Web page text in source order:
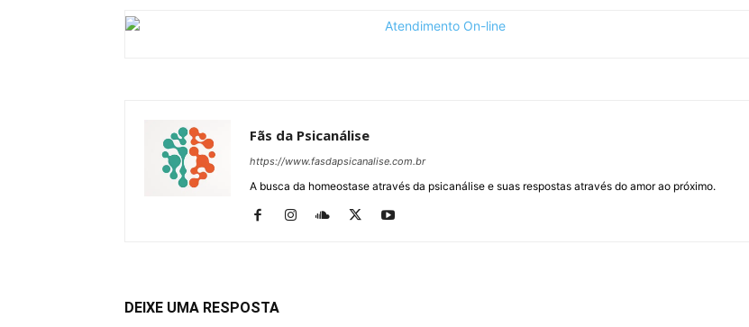
Fãs da Psicanálise
https://www.fasdapsicanalise.com.br
A busca da homeostase através da psicanálise e suas respostas através do amor ao próximo.
DEIXE UMA RESPOSTA